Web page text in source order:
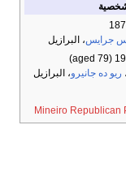
جرايس، البرازيل
(aged 79)
، ريو ده جانيرو، البرازيل
Mineiro Republican